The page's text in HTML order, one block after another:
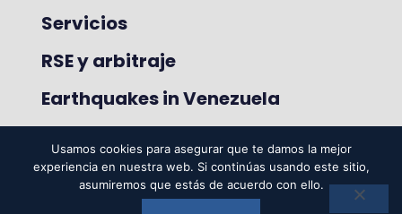
Servicios
RSE y arbitraje
Earthquakes in Venezuela
© 2025. VenAmCham. Todos los
derechos reservados.
Usamos cookies para asegurar que te damos la mejor
experiencia en nuestra web. Si continúas usando este sitio,
asumiremos que estás de acuerdo con ello.